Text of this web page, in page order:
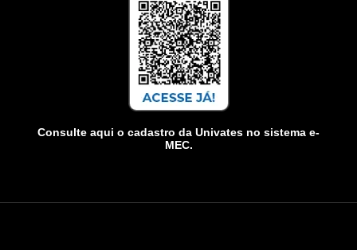
Consulte aqui o cadastro da Univates no sistema e-
MEC.